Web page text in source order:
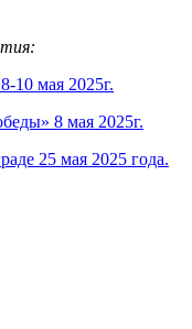
10 мая 2025г.
8 мая 2025г.
25 мая 2025 года.